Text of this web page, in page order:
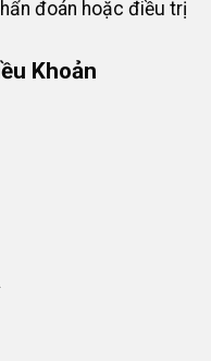
đoán hoặc điều trị
Khoản